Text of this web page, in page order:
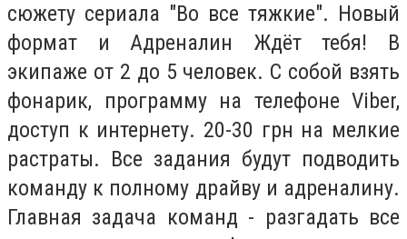
сюжету сериала "Во все тяжкие". Новый
формат и Адреналин Ждёт тебя! В
экипаже от 2 до 5 человек. С собой взять
фонарик, программу на телефоне Viber,
доступ к интернету. 20-30 грн на мелкие
растраты. Все задания будут подводить
команду к полному драйву и адреналину.
Главная задача команд - разгадать все